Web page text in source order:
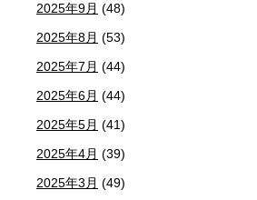
2025年9月 (48)
2025年8月 (53)
2025年7月 (44)
2025年6月 (44)
2025年5月 (41)
2025年4月 (39)
2025年3月 (49)